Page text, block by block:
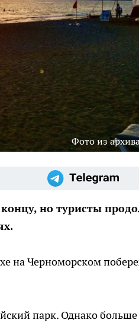
Фото из
но туристы
на Черноморском
парк. Однако больше